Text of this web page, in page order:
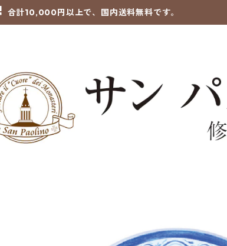
合計10,000円以上で、国内送料無料です。